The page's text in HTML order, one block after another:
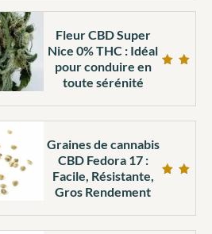
Fleur CBD Super
Nice 0% THC : Idéal
pour conduire en
toute sérénité
5
Graines de cannabis
CBD Fedora 17 :
Facile, Résistante,
Gros Rendement